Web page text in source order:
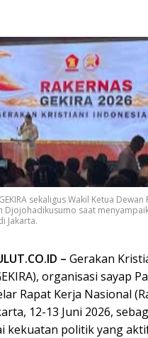
sekaligus Wakil Ketua Dewan
Djojohadikusumo saat
Jakarta.
– Gerakan
organisasi sayap
Rapat Kerja Nasional
12-13 Juni 2026,
kekuatan politik yang